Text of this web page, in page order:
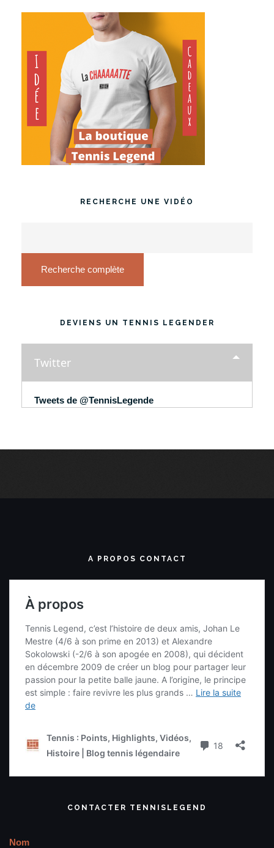
RECHERCHE UNE VIDÉO
Recherche complète
DEVIENS UN TENNIS LEGENDER
Twitter
Tweets de @TennisLegende
A PROPOS CONTACT
CONTACTER TENNISLEGEND
Nom